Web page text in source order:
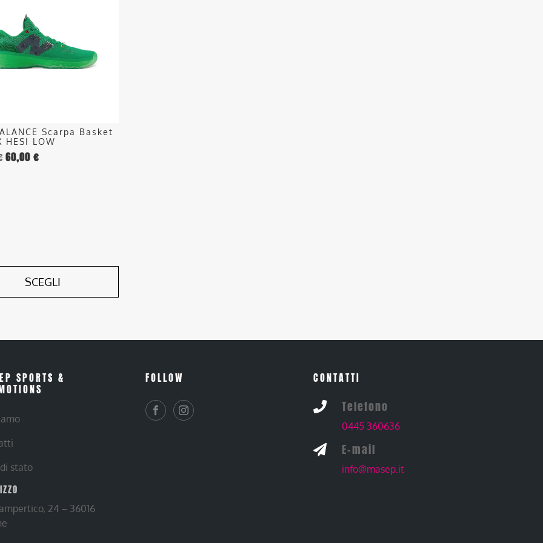
Scarpa Basket
HESI LOW
60,00€
SCEGLI
SPORTS &
stato
24 – 36016
FOLLOW CONTATTI
 Telefono
0445 360636
 E-mail
info@masep.it